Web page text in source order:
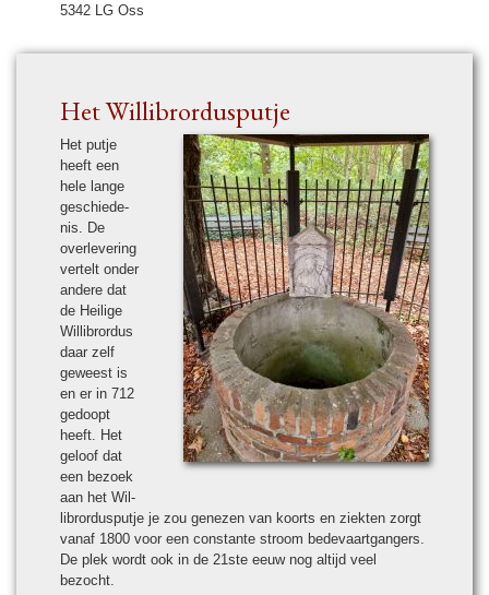
5342 LG Oss
Het Wil­li­brordus­putje
Het putje
heeft een
hele lange
ge­schie­de­
nis. De
overleve­ring
ver­telt onder
andere dat
de Heilige
Wil­li­brordus
daar zelf
geweest is
en er in 712
gedoopt
heeft. Het
geloof dat
een bezoek
aan het Wil­
li­brordus­putje je zou genezen van koorts en ziekten zorgt
vanaf 1800 voor een constante stroom bede­vaart­gan­gers.
De plek wordt ook in de 21ste eeuw nog altijd veel
bezocht.